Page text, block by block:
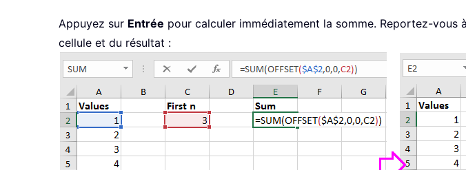
Appuyez sur Entrée pour calculer immédiatement la somme. Reportez-vous
cellule et du résultat :